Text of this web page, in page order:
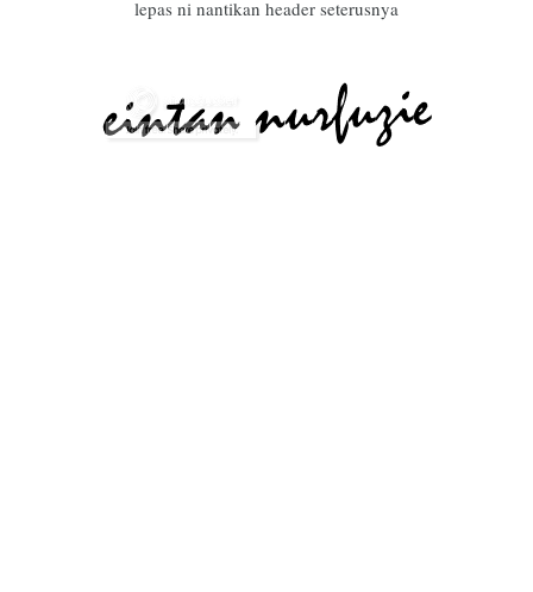
lepas ni nantikan header seterusnya